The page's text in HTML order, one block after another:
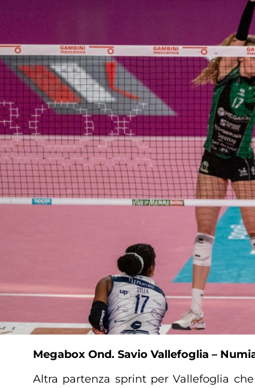
Megabox Ond. Savio Vallefoglia –
Altra partenza sprint per Vallefoglia